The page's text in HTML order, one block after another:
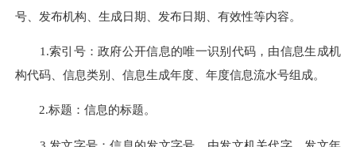
号、发布机构、生成日期、发布日期、有效性等内容。
1.索引号：政府公开信息的唯一识别代码，由信息生成机
构代码、信息类别、信息生成年度、年度信息流水号组成。
2.标题：信息的标题。